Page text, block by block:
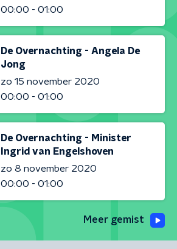
00:00 - 01:00
De Overnachting - Angela De
Jong
zo 15 november 2020
00:00 - 01:00
De Overnachting - Minister
Ingrid van Engelshoven
zo 8 november 2020
00:00 - 01:00
Meer gemist